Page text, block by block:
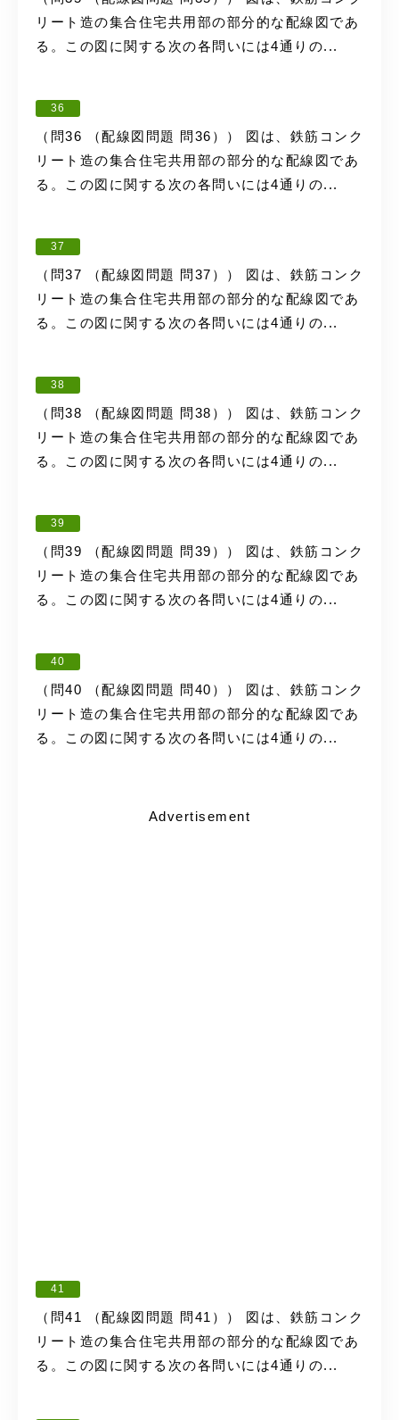
リート造の集合住宅共用部の部分的な配線図であ
る。この図に関する次の各問いには4通りの...
36
（問36 （配線図問題 問36）） 図は、鉄筋コンク
リート造の集合住宅共用部の部分的な配線図であ
る。この図に関する次の各問いには4通りの...
37
（問37 （配線図問題 問37）） 図は、鉄筋コンク
リート造の集合住宅共用部の部分的な配線図であ
る。この図に関する次の各問いには4通りの...
38
（問38 （配線図問題 問38）） 図は、鉄筋コンク
リート造の集合住宅共用部の部分的な配線図であ
る。この図に関する次の各問いには4通りの...
39
（問39 （配線図問題 問39）） 図は、鉄筋コンク
リート造の集合住宅共用部の部分的な配線図であ
る。この図に関する次の各問いには4通りの...
40
（問40 （配線図問題 問40）） 図は、鉄筋コンク
リート造の集合住宅共用部の部分的な配線図であ
る。この図に関する次の各問いには4通りの...
Advertisement
41
（問41 （配線図問題 問41）） 図は、鉄筋コンク
リート造の集合住宅共用部の部分的な配線図であ
る。この図に関する次の各問いには4通りの...